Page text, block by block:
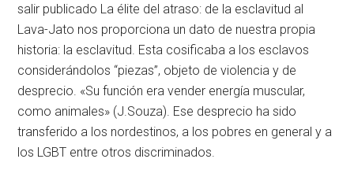
salir publicado La élite del atraso: de la esclavitud al
Lava-Jato nos proporciona un dato de nuestra propia
historia: la esclavitud. Esta cosificaba a los esclavos
considerándolos “piezas”, objeto de violencia y de
desprecio. «Su función era vender energía muscular,
como animales» (J.Souza). Ese desprecio ha sido
transferido a los nordestinos, a los pobres en general y a
los LGBT entre otros discriminados.